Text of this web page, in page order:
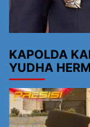
KAPOLDA
YUDHA